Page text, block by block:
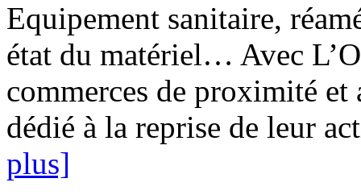
Equipement sanitaire,
état du matériel… Avec
commerces de proximité
dédié à la reprise de leur
plus]